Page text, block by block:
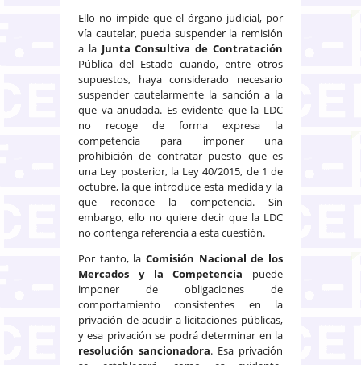
Ello no impide que el órgano judicial, por
vía cautelar, pueda suspender la remisión
a la Junta Consultiva de Contratación
Pública del Estado cuando, entre otros
supuestos, haya considerado necesario
suspender cautelarmente la sanción a la
que va anudada. Es evidente que la LDC
no recoge de forma expresa la
competencia para imponer una
prohibición de contratar puesto que es
una Ley posterior, la Ley 40/2015, de 1 de
octubre, la que introduce esta medida y la
que reconoce la competencia. Sin
embargo, ello no quiere decir que la LDC
no contenga referencia a esta cuestión.
Por tanto, la Comisión Nacional de los
Mercados y la Competencia puede
imponer de obligaciones de
comportamiento consistentes en la
privación de acudir a licitaciones públicas,
y esa privación se podrá determinar en la
resolución sancionadora. Esa privación